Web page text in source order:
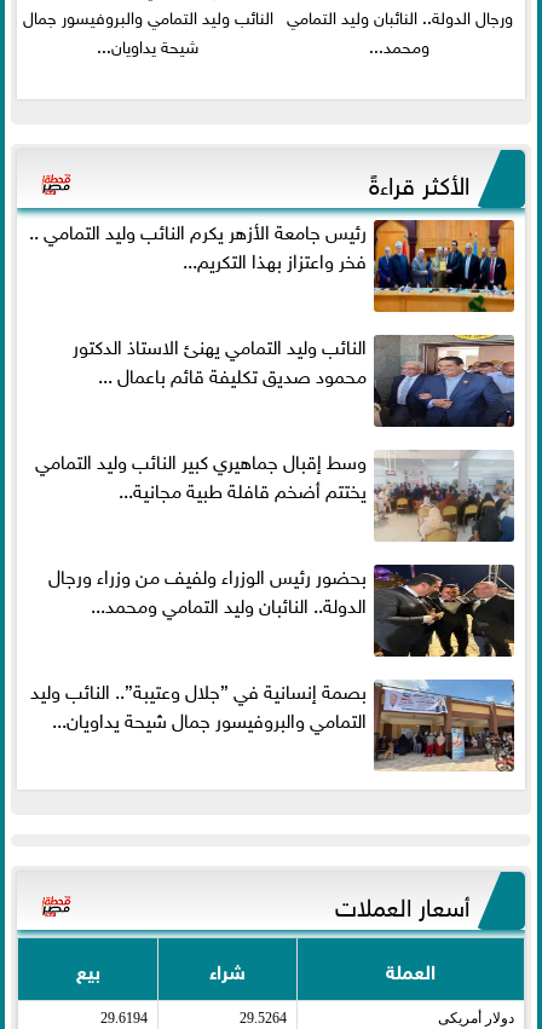
ورجال الدولة.. النائبان وليد التمامي
ومحمد...
النائب وليد التمامي والبروفيسور جمال
شيحة يداويان...
الأكثر قراءةً
رئيس جامعة الأزهر يكرم النائب وليد التمامي ..
فخر واعتزاز بهذا التكريم...
النائب وليد التمامي يهنئ الاستاذ الدكتور
محمود صديق تكليفة قائم باعمال ...
وسط إقبال جماهيري كبير النائب وليد التمامي
يختتم أضخم قافلة طبية مجانية...
بحضور رئيس الوزراء ولفيف من وزراء ورجال
الدولة.. النائبان وليد التمامي ومحمد...
بصمة إنسانية في ”جلال وعتيبة”.. النائب وليد
التمامي والبروفيسور جمال شيحة يداويان...
أسعار العملات
العملة شراء بيع
دولار أمريكى​ 29.5264
29.6194